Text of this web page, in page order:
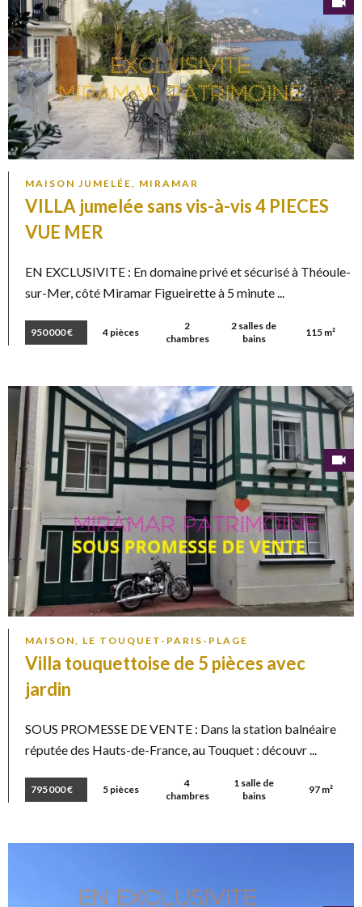
MAISON JUMELÉE, MIRAMAR
VILLA jumelée sans vis-à-vis 4 PIECES
VUE MER
EN EXCLUSIVITE : En domaine privé et sécurisé à Théoule-
sur-Mer, côté Miramar Figueirette à 5 minute ...
950 000 € 4 pièces
2
chambres
2 salles de
bains
115 m²
MAISON, LE TOUQUET-PARIS-PLAGE
Villa touquettoise de 5 pièces avec
jardin
SOUS PROMESSE DE VENTE : Dans la station balnéaire
réputée des Hauts-de-France, au Touquet : découvr ...
795 000 € 5 pièces
4
chambres
1 salle de
bains
97 m²